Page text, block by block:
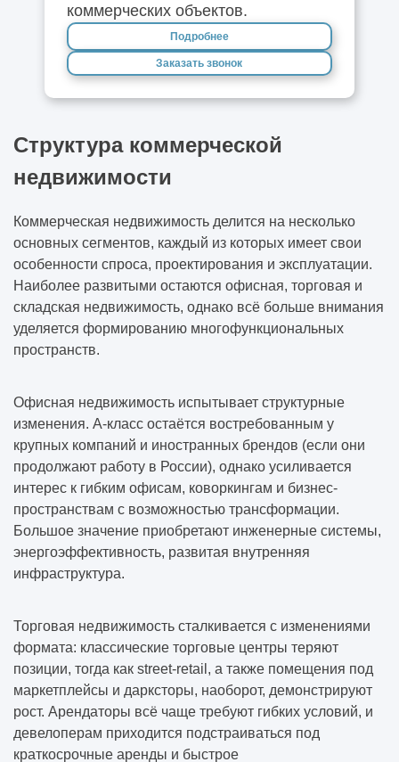
коммерческих объектов.
Подробнее
Заказать звонок
Структура коммерческой
недвижимости
Коммерческая недвижимость делится на несколько
основных сегментов, каждый из которых имеет свои
особенности спроса, проектирования и эксплуатации.
Наиболее развитыми остаются офисная, торговая и
складская недвижимость, однако всё больше внимания
уделяется формированию многофункциональных
пространств.
Офисная недвижимость испытывает структурные
изменения. А-класс остаётся востребованным у
крупных компаний и иностранных брендов (если они
продолжают работу в России), однако усиливается
интерес к гибким офисам, коворкингам и бизнес-
пространствам с возможностью трансформации.
Большое значение приобретают инженерные системы,
энергоэффективность, развитая внутренняя
инфраструктура.
Торговая недвижимость сталкивается с изменениями
формата: классические торговые центры теряют
позиции, тогда как street-retail, а также помещения под
маркетплейсы и дарксторы, наоборот, демонстрируют
рост. Арендаторы всё чаще требуют гибких условий, и
девелоперам приходится подстраиваться под
краткосрочные аренды и быстрое